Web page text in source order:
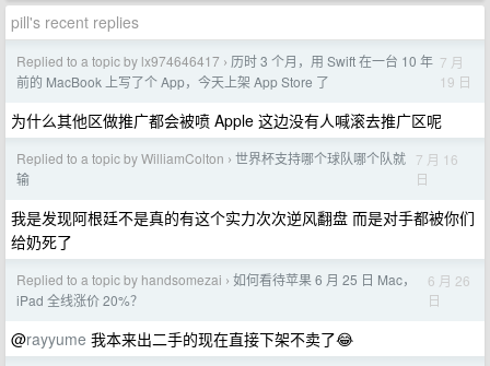
pill's recent replies
Replied to a topic by lx974646417 › 历时 3 个月，用 Swift 在一台 10 年
前的 MacBook 上写了个 App，今天上架 App Store 了
7 月
19 日
为什么其他区做推广都会被喷 Apple 这边没有人喊滚去推广区呢
Replied to a topic by WilliamColton › 世界杯支持哪个球队哪个队就
输
7 月 16
日
我是发现阿根廷不是真的有这个实力次次逆风翻盘 而是对手都被你们
给奶死了
Replied to a topic by handsomezai › 如何看待苹果 6 月 25 日 Mac，
iPad 全线涨价 20%？
6 月 26
日
@rayyume 我本来出二手的现在直接下架不卖了😂